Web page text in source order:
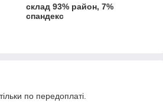
склад 93% район, 7%
спандекс
по передоплаті.